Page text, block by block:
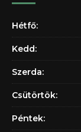
Hétfő:
Kedd:
Szerda:
Csütörtök:
Péntek: